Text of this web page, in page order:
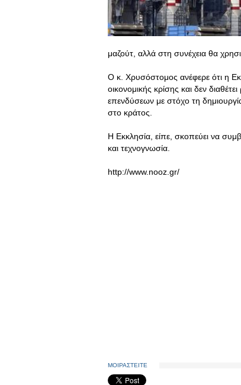
μαζούτ, αλλά στη συνέχεια θα
Ο κ. Χρυσόστομος ανέφερε ότι η
οικονομικής κρίσης και δεν
επενδύσεων με στόχο τη
στο κράτος.
Η Εκκλησία, είπε, σκοπεύει να
και τεχνογνωσία.
http://www.nooz.gr/
ΜΟΙΡΑΣΤΕΙΤΕ